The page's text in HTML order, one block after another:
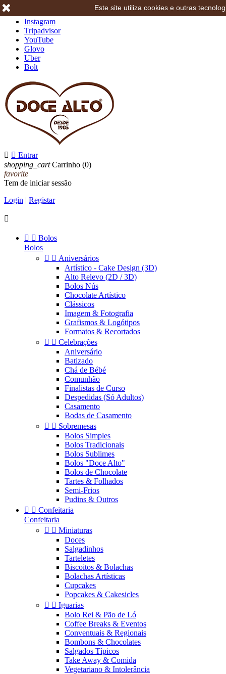
Instagram
Tripadvisor
YouTube
Glovo
Uber
Bolt
  Entrar
shopping_cart Carrinho (0)
favorite
Tem de iniciar sessão
Login | Registar

  Bolos
Bolos
  Aniversários
Artístico - Cake Design (3D)
Alto Relevo (2D / 3D)
Bolos Nús
Chocolate Artístico
Clássicos
Imagem & Fotografia
Grafismos & Logótipos
Formatos & Recortados
  Celebrações
Aniversário
Batizado
Chá de Bébé
Comunhão
Finalistas de Curso
Despedidas (Só Adultos)
Casamento
Bodas de Casamento
  Sobremesas
Bolos Simples
Bolos Tradicionais
Bolos Sublimes
Bolos "Doce Alto"
Bolos de Chocolate
Tartes & Folhados
Semi-Frios
Pudins & Outros
  Confeitaria
Confeitaria
  Miniaturas
Doces
Salgadinhos
Tarteletes
Biscoitos & Bolachas
Bolachas Artísticas
Cupcakes
Popcakes & Cakesicles
  Iguarias
Bolo Rei & Pão de Ló
Coffee Breaks & Eventos
Conventuais & Regionais
Bombons & Chocolates
Salgados Típicos
Take Away & Comida
Vegetariano & Intolerância
Este site utiliza cookies e outras